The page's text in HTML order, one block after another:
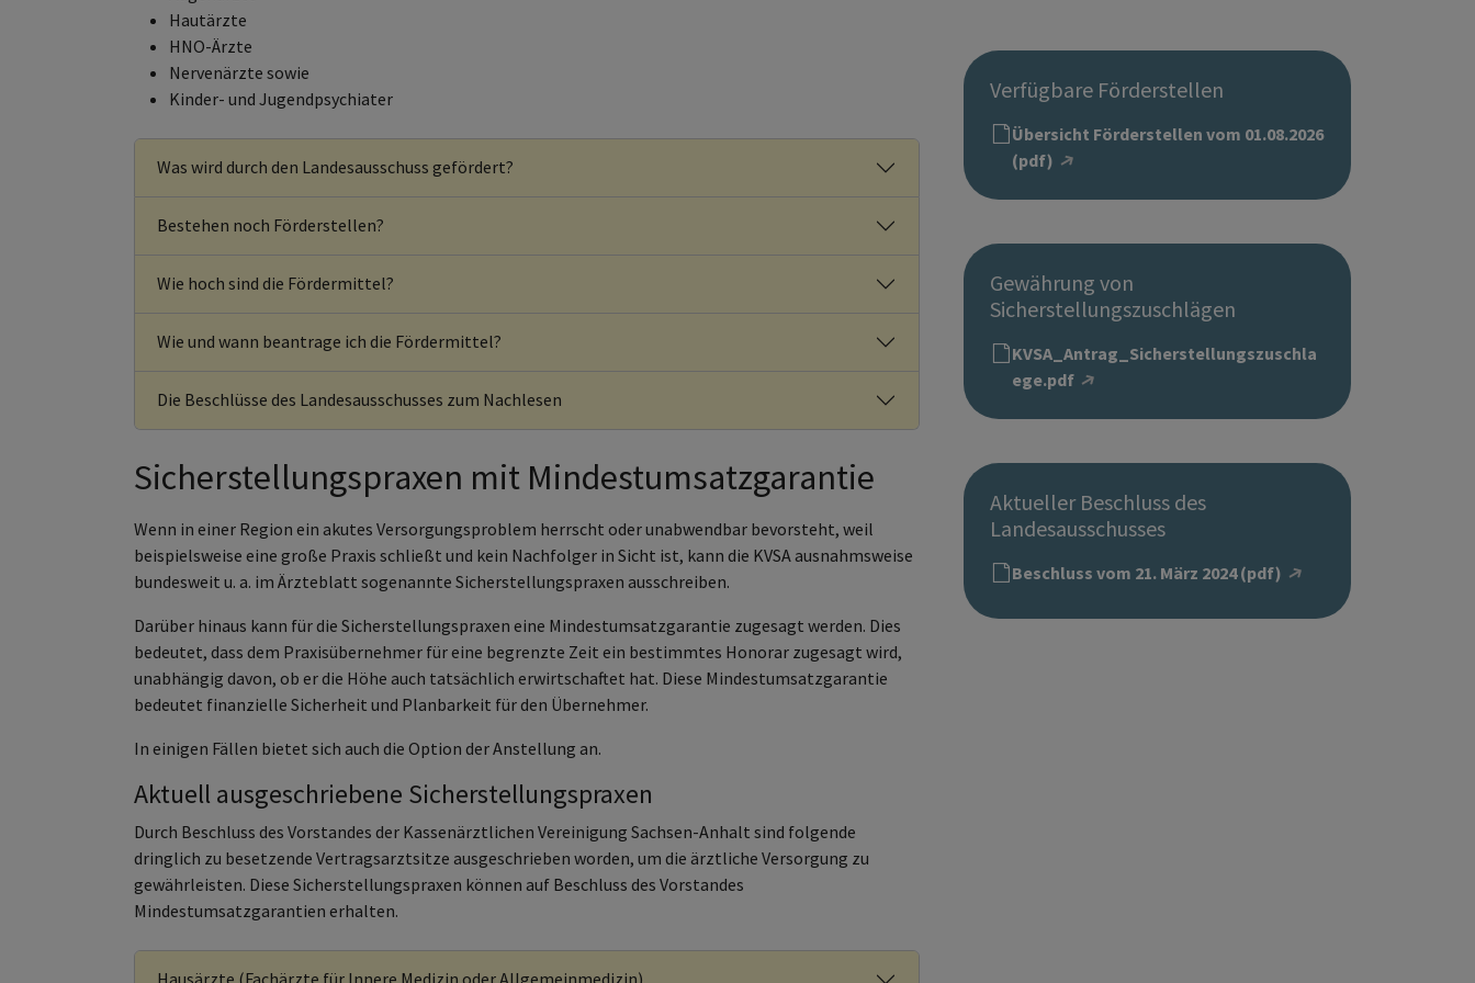
Hautärzte
HNO-Ärzte
Nervenärzte sowie
Kinder- und Jugendpsychiater
Was wird durch den Landesausschuss gefördert?
Bestehen noch Förderstellen?
Wie hoch sind die Fördermittel?
Wie und wann beantrage ich die Fördermittel?
Die Beschlüsse des Landesausschusses zum Nachlesen
Sicherstellungspraxen mit Mindestumsatzgarantie
Wenn in einer Region ein akutes Versorgungsproblem herrscht oder unabwendbar bevorsteht, weil
beispielsweise eine große Praxis schließt und kein Nachfolger in Sicht ist, kann die KVSA ausnahmsweise
bundesweit u. a. im Ärzteblatt sogenannte Sicherstellungspraxen ausschreiben.
Darüber hinaus kann für die Sicherstellungspraxen eine Mindestumsatzgarantie zugesagt werden. Dies
bedeutet, dass dem Praxisübernehmer für eine begrenzte Zeit ein bestimmtes Honorar zugesagt wird,
unabhängig davon, ob er die Höhe auch tatsächlich erwirtschaftet hat. Diese Mindestumsatzgarantie
bedeutet finanzielle Sicherheit und Planbarkeit für den Übernehmer.
In einigen Fällen bietet sich auch die Option der Anstellung an.
Aktuell ausgeschriebene Sicherstellungspraxen
Durch Beschluss des Vorstandes der Kassenärztlichen Vereinigung Sachsen-Anhalt sind folgende
dringlich zu besetzende Vertragsarztsitze ausgeschrieben worden, um die ärztliche Versorgung zu
gewährleisten. Diese Sicherstellungspraxen können auf Beschluss des Vorstandes
Mindestumsatzgarantien erhalten.
Verfügbare Förderstellen
Übersicht Förderstellen vom 01.08.2026
(pdf)
Gewährung von
Sicherstellungszuschlägen
KVSA_Antrag_Sicherstellungszuschla
ege.pdf
Aktueller Beschluss des
Landesausschusses
Beschluss vom 21. März 2024 (pdf)